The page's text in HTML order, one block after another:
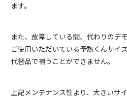
ます。
また、故障している間、代わりのデ
ご使用いただいている予熱くんサイ
代替品で補うことができません。
上記メンテナンス性より、大きいサ